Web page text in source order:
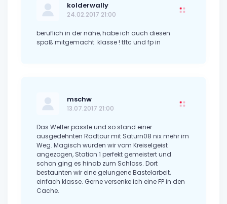
kolderwally
24.02.2017 21:00
beruflich in der nähe, habe ich auch diesen
spaß mitgemacht. klasse ! tftc und fp in
mschw
13.07.2017 21:00
Das Wetter passte und so stand einer
ausgedehnten Radtour mit Saturn08 nix mehr im
Weg. Magisch wurden wir vom Kreiselgeist
angezogen, Station 1 perfekt gemeistert und
schon ging es hinab zum Schloss. Dort
bestaunten wir eine gelungene Bastelarbeit,
einfach klasse. Gerne versenke ich eine FP in den
Cache.